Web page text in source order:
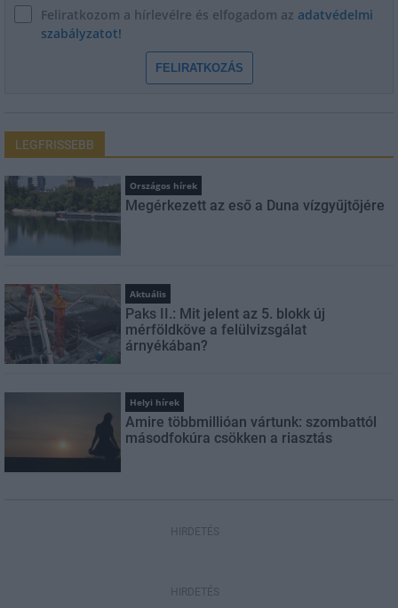
Feliratkozom a hírlevélre és elfogadom az adatvédelmi
szabályzatot!
FELIRATKOZÁS
LEGFRISSEBB
Országos hírek
Megérkezett az eső a Duna vízgyűjtőjére
Aktuális
Paks II.: Mit jelent az 5. blokk új
mérföldköve a felülvizsgálat
árnyékában?
Helyi hírek
Amire többmillióan vártunk: szombattól
másodfokúra csökken a riasztás
HIRDETÉS
HIRDETÉS